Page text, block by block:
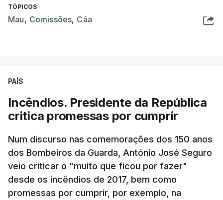
TÓPICOS
Mau, Comissões, Câa
PAÍS
Incêndios. Presidente da República
critica promessas por cumprir
Num discurso nas comemorações dos 150 anos
dos Bombeiros da Guarda, António José Seguro
veio criticar o "muito que ficou por fazer"
desde os incêndios de 2017, bem como
promessas por cumprir, por exemplo, na